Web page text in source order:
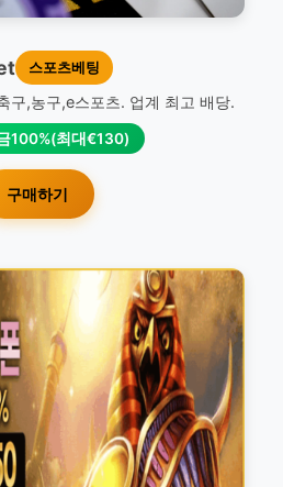
스포츠베팅
구,농구,e스포츠. 업계 최고 배당.
100%(최대€130)
구매하기